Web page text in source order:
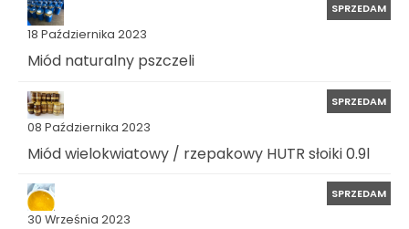
18 Października 2023
SPRZEDAM
Miód naturalny pszczeli
08 Października 2023
SPRZEDAM
Miód wielokwiatowy / rzepakowy HUTR słoiki 0.9l
30 Września 2023
SPRZEDAM